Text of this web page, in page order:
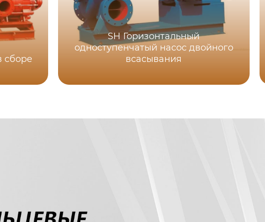
сборе
SH Горизонтальный
одноступенчатый насос двойного
всасывания